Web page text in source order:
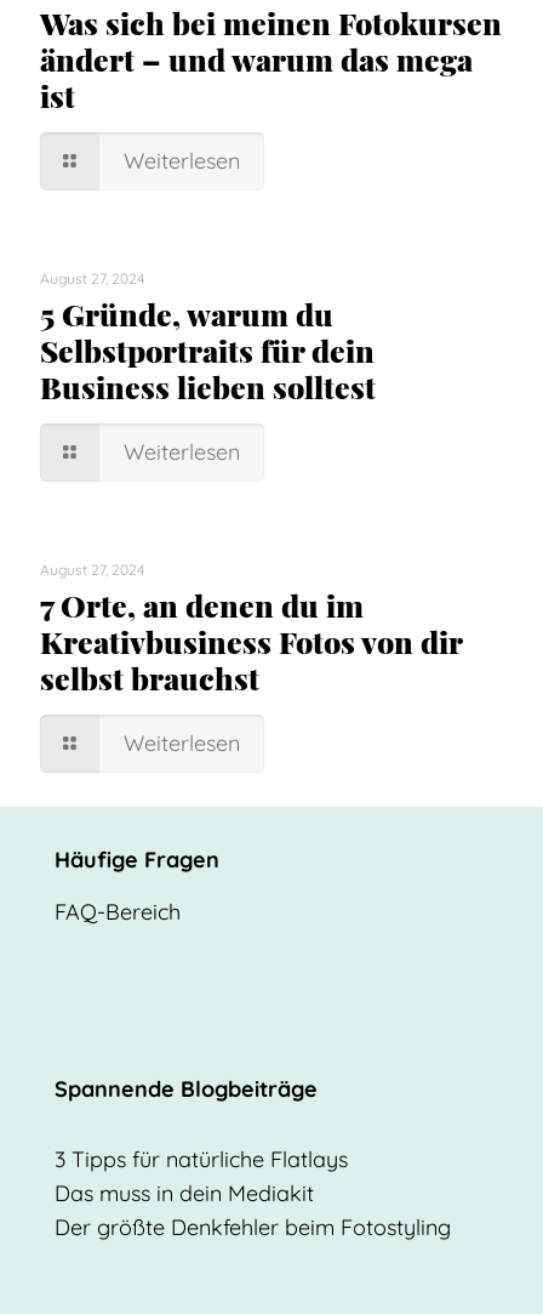
Was sich bei meinen Fotokursen
ändert – und warum das mega
ist
Weiterlesen
August 27, 2024
5 Gründe, warum du
Selbstportraits für dein
Business lieben solltest
Weiterlesen
August 27, 2024
7 Orte, an denen du im
Kreativbusiness Fotos von dir
selbst brauchst
Weiterlesen
Häufige Fragen
FAQ-Bereich
Spannende Blogbeiträge
3 Tipps für natürliche Flatlays
Das muss in dein Mediakit
Der größte Denkfehler beim Fotostyling